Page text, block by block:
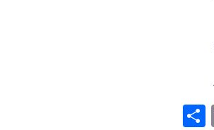
נופש לאילת בנובמבר 15/11/2018
E